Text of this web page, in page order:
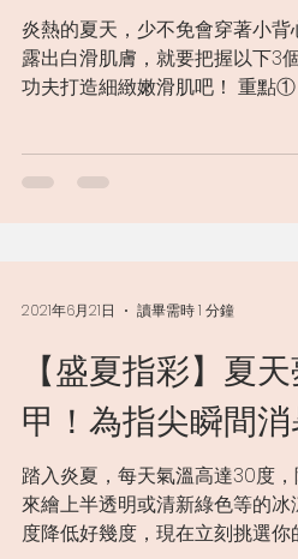
炎熱的夏天，少不免會穿著小
露出白滑肌膚，就要把握以下3
功夫打造細緻嫩滑肌吧！ 重點①
炎夏的悶熱感。此...
【盛夏指彩】夏
甲！為指尖瞬間
踏入炎夏，每天氣溫高達30度
來繪上半透明或清新綠色等的
度降低好幾度，現在立刻挑選你
2021年6月21日 讀畢需時 1 分鐘